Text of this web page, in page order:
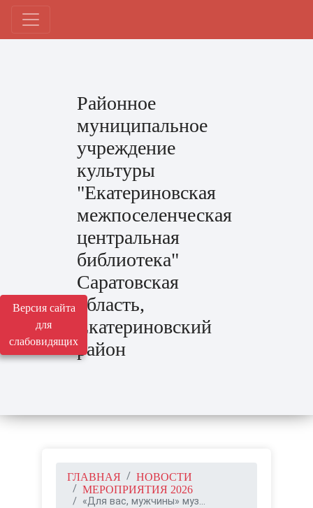
Версия сайта
для
слабовидящих
Районное
муниципальное
учреждение
культуры
"Екатериновская
межпоселенческая
центральная
библиотека"
Саратовская
область,
Екатериновский
район
ГЛАВНАЯ
НОВОСТИ
МЕРОПРИЯТИЯ 2026
«Для вас, мужчины» муз...